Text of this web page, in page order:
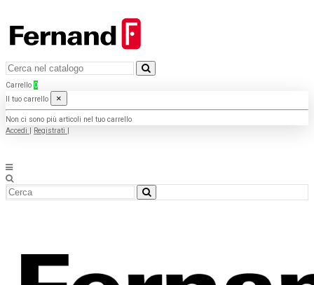
Carrello 0
Il tuo carrello
×
Non ci sono più articoli nel tuo carrello
Accedi
Registrati